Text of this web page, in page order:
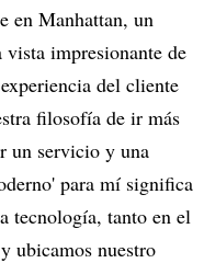
en Manhattan, un
impresionante de
del cliente
filosofía de ir más
un servicio y una
para mí significa
tecnología, tanto en el
ubicamos nuestro